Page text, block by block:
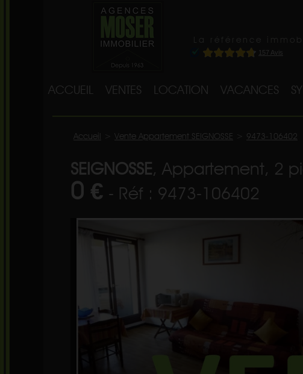
ACCUEIL VENTES LOCATION VACANCES
Accueil Vente Appartement SEIGNOSSE 9473-106402
SEIGNOSSE, Appartement, 2
0 € - Réf : 9473-106402